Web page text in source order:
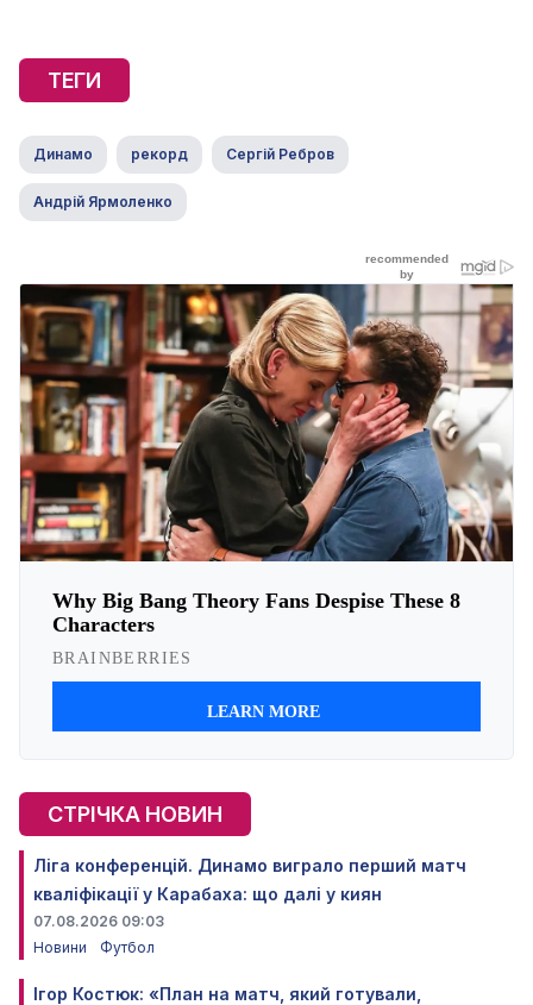
ТЕГИ
Динамо рекорд Сергій Ребров
Андрій Ярмоленко
СТРІЧКА НОВИН
Ліга конференцій. Динамо виграло перший матч
кваліфікації у Карабаха: що далі у киян
07.08.2026 09:03
Новини
Футбол
Ігор Костюк: «План на матч, який готували,